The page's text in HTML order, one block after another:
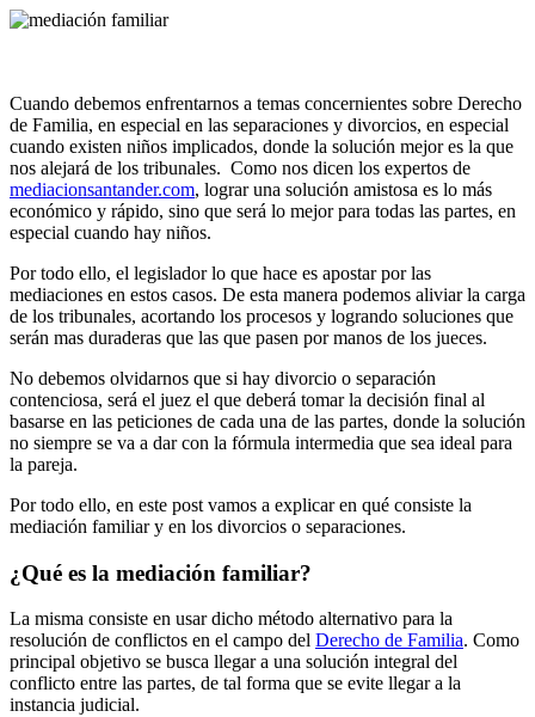
Cuando debemos enfrentarnos a temas concernientes sobre Derecho
de Familia, en especial en las separaciones y divorcios, en especial
cuando existen niños implicados, donde la solución mejor es la que
nos alejará de los tribunales. Como nos dicen los expertos de
mediacionsantander.com, lograr una solución amistosa es lo más
económico y rápido, sino que será lo mejor para todas las partes, en
especial cuando hay niños.
Por todo ello, el legislador lo que hace es apostar por las
mediaciones en estos casos. De esta manera podemos aliviar la carga
de los tribunales, acortando los procesos y logrando soluciones que
serán mas duraderas que las que pasen por manos de los jueces.
No debemos olvidarnos que si hay divorcio o separación
contenciosa, será el juez el que deberá tomar la decisión final al
basarse en las peticiones de cada una de las partes, donde la solución
no siempre se va a dar con la fórmula intermedia que sea ideal para
la pareja.
Por todo ello, en este post vamos a explicar en qué consiste la
mediación familiar y en los divorcios o separaciones.
¿Qué es la mediación familiar?
La misma consiste en usar dicho método alternativo para la
resolución de conflictos en el campo del Derecho de Familia. Como
principal objetivo se busca llegar a una solución integral del
conflicto entre las partes, de tal forma que se evite llegar a la
instancia judicial.